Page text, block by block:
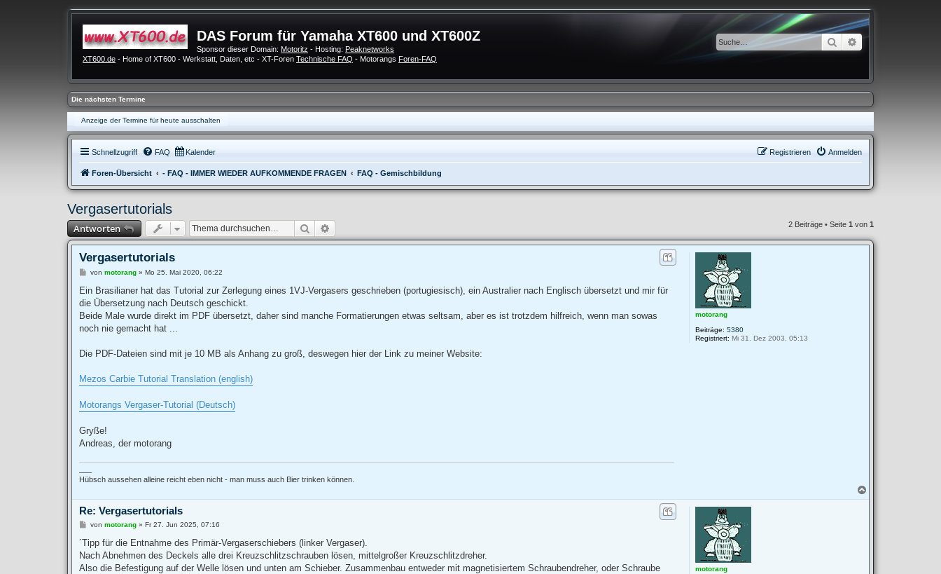
DAS Forum für Yamaha XT600 und XT600Z
Sponsor dieser Domain: Motoritz - Hosting: Peaknetworks
XT600.de - Home of XT600 - Werkstatt, Daten, etc - XT-Foren Technische FAQ - Motorangs Foren-FAQ
Suche Erweiterte Suche
Die nächsten Termine
Anzeige der Termine für heute ausschalten
Schnellzugriff FAQ Kalender Anmelden
Registrieren
Foren-Übersicht - FAQ - IMMER WIEDER AUFKOMMENDE FRAGEN FAQ - Gemischbildung
Vergasertutorials
Antworten Suche 2 Beiträge • Seite 1 von 1
motorang
Beiträge: 5380
Registriert: Mi 31. Dez 2003, 05:13
Vergasertutorials
B
i
r
a
von motorang» Mo 25. Mai 2020, 06:22
Ein Brasilianer hat das Tutorial zur Zerlegung eines 1VJ-Vergasers geschrieben (portugiesisch), ein Australier nach Englisch übersetzt und mir für
die Übersetzung nach Deutsch geschickt.
Beide Male wurde direkt im PDF übersetzt, daher sind manche Formatierungen etwas seltsam, aber es ist trotzdem hilfreich, wenn man sowas
noch nie gemacht hat ...
Die PDF-Dateien sind mit je 10 MB als Anhang zu groß, deswegen hier der Link zu meiner Website:
Mezos Carbie Tutorial Translation (english)
Motorangs Vergaser-Tutorial (Deutsch)
Gryße!
Andreas, der motorang
Hübsch aussehen alleine reicht eben nicht - man muss auch Bier trinken können.
a
motorang
Re: Vergasertutorials
B
i
r
a
von motorang» Fr 27. Jun 2025, 07:16
´Tipp für die Entnahme des Primär-Vergaserschiebers (linker Vergaser).
Nach Abnehmen des Deckels alle drei Kreuzschlitzschrauben lösen, mittelgroßer Kreuzschlitzdreher.
Also die Befestigung auf der Welle lösen und unten am Schieber. Zusammenbau entweder mit magnetisiertem Schraubendreher, oder Schraube